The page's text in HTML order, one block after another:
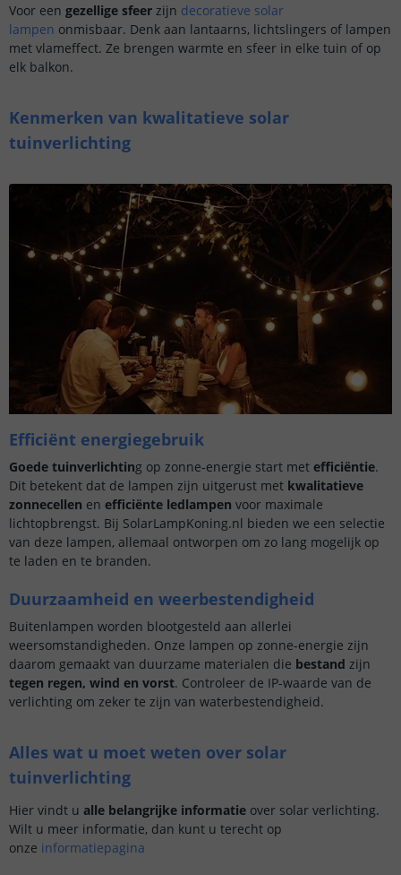
Voor een gezellige sfeer zijn decoratieve solar
lampen onmisbaar. Denk aan lantaarns, lichtslingers of lampen
met vlameffect. Ze brengen warmte en sfeer in elke tuin of op
elk balkon.
Kenmerken van kwalitatieve solar
tuinverlichting
Efficiënt energiegebruik
Goede tuinverlichting op zonne-energie start met efficiëntie.
Dit betekent dat de lampen zijn uitgerust met kwalitatieve
zonnecellen en efficiënte ledlampen voor maximale
lichtopbrengst. Bij SolarLampKoning.nl bieden we een selectie
van deze lampen, allemaal ontworpen om zo lang mogelijk op
te laden en te branden.
Duurzaamheid en weerbestendigheid
Buitenlampen worden blootgesteld aan allerlei
weersomstandigheden. Onze lampen op zonne-energie zijn
daarom gemaakt van duurzame materialen die bestand zijn
tegen regen, wind en vorst. Controleer de IP-waarde van de
verlichting om zeker te zijn van waterbestendigheid.
Alles wat u moet weten over solar
tuinverlichting
Hier vindt u alle belangrijke informatie over solar verlichting.
Wilt u meer informatie, dan kunt u terecht op
onze informatiepagina